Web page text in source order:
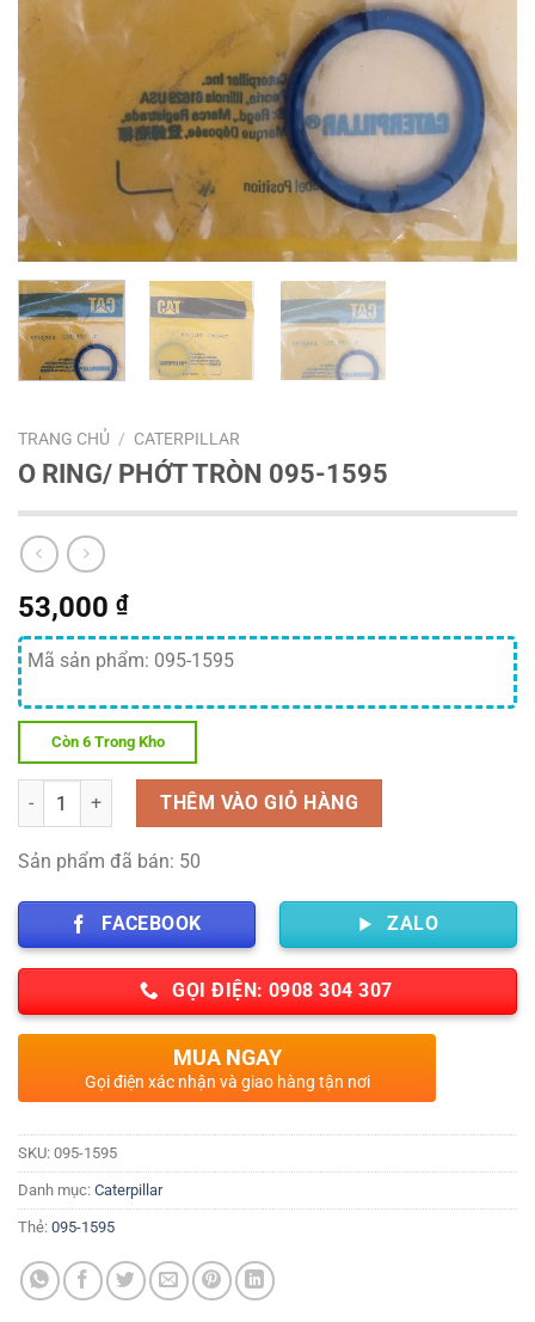
TRANG CHỦ / CATERPILLAR
O RING/ PHỚT TRÒN 095-1595
53,000 ₫
Mã sản phẩm: 095-1595
Còn 6 Trong Kho
Số lượng THÊM VÀO GIỎ HÀNG
Sản phẩm đã bán: 50
FACEBOOK ZALO
GỌI ĐIỆN: 0908 304 307
MUA NGAY
Gọi điện xác nhận và giao hàng tận nơi
SKU: 095-1595
Danh mục: Caterpillar
Thẻ: 095-1595